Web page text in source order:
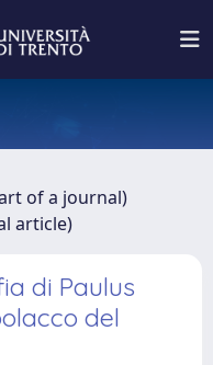
of a journal)
article)
di Paulus
del